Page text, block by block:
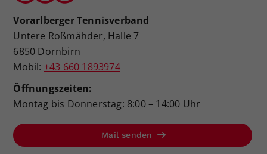
Vorarlberger Tennisverband
Untere Roßmähder, Halle 7
6850 Dornbirn
Mobil: +43 660 1893974
Öffnungszeiten:
Montag bis Donnerstag: 8:00 – 14:00 Uhr
Mail senden